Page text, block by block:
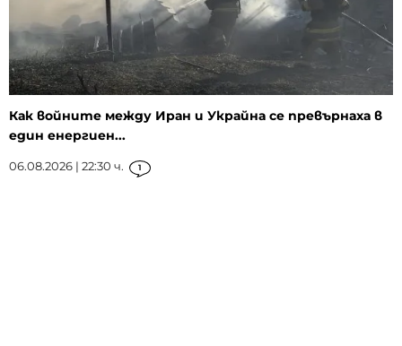
Как войните между Иран и Украйна се превърнаха в
един енергиен...
06.08.2026 | 22:30 ч. 1